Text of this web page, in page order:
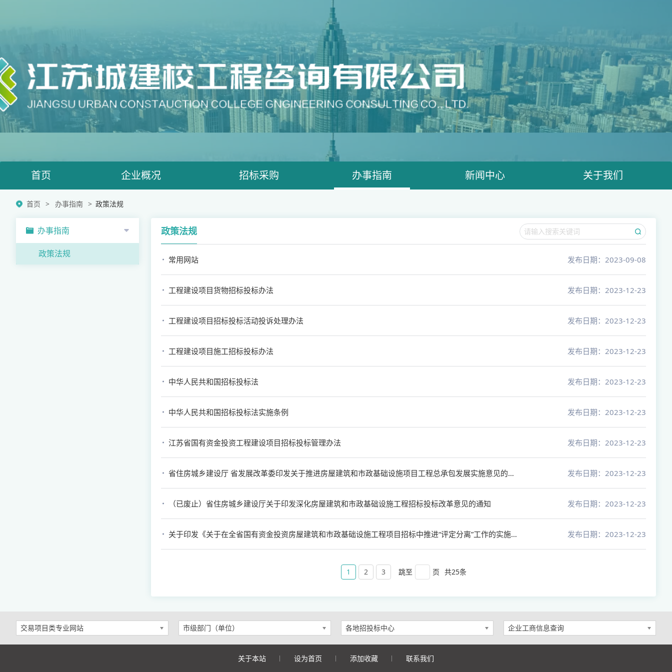
首页 企业概况 招标采购 办事指南 新闻中心 关于我们
首页 办事指南 政策法规
办事指南
政策法规
政策法规
常用网站 发布日期：2023-09-08
工程建设项目货物招标投标办法 发布日期：2023-12-23
工程建设项目招标投标活动投诉处理办法 发布日期：2023-12-23
工程建设项目施工招标投标办法 发布日期：2023-12-23
中华人民共和国招标投标法 发布日期：2023-12-23
中华人民共和国招标投标法实施条例 发布日期：2023-12-23
江苏省国有资金投资工程建设项目招标投标管理办法 发布日期：2023-12-23
省住房城乡建设厅 省发展改革委印发关于推进房屋建筑和市政基础设施项目工程总承包发展实施意见的通知 发布日期：2023-12-23
（已废止）省住房城乡建设厅关于印发深化房屋建筑和市政基础设施工程招标投标改革意见的通知 发布日期：2023-12-23
关于印发《关于在全省国有资金投资房屋建筑和市政基础设施工程项目招标中推进“评定分离”工作的实施意见（试行）》的通知 发布日期：2023-12-23
1 2 3 共25条
交易项目类专业网站 市级部门（单位） 各地招投标中心 企业工商信息查询
关于本站 设为首页 添加收藏 联系我们